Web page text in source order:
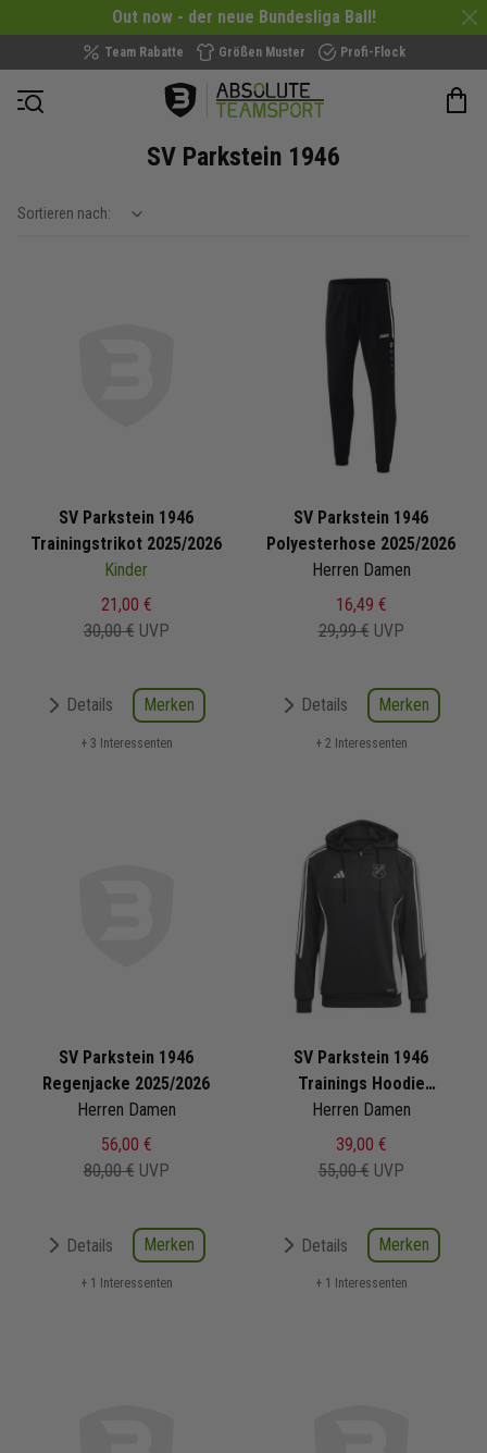
Out now - der neue Bundesliga Ball!
Team Rabatte Größen Muster Profi-Flock
Navigation öffnen
SV Parkstein 1946
Sortieren nach: show filteroptions
SV Parkstein 1946
Trainingstrikot 2025/2026
Kinder
21,00 €
30,00 € UVP
Details Merken
+ 3 Interessenten
SV Parkstein 1946
Polyesterhose 2025/2026
Herren Damen
16,49 €
29,99 € UVP
Details Merken
+ 2 Interessenten
SV Parkstein 1946
Regenjacke 2025/2026
Herren Damen
56,00 €
80,00 € UVP
Details Merken
+ 1 Interessenten
SV Parkstein 1946
Trainings Hoodie
2025/2026
Herren Damen
39,00 €
55,00 € UVP
Details Merken
+ 1 Interessenten